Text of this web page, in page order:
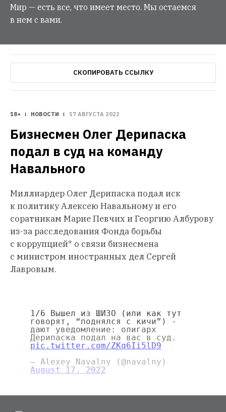
Мир — есть все, что имеет место. Мы остаемся
в нем с вами.
СКОПИРОВАТЬ ССЫЛКУ
18+ НОВОСТИ 17 АВГУСТА 2022
Бизнесмен Олег Дерипаска
подал в суд на команду
Навального
Миллиардер Олег Дерипаска подал иск
к политику Алексею Навальному и его
соратникам Марие Певчих и Георгию Албурову
из-за расследования Фонда борьбы
с коррупцией* о связи бизнесмена
с министром иностранных дел Сергей
Лавровым.
1/6 Вышел из ШИЗО (или как тут
говорят, “поднялся с кичи”) -
дают уведомление: олигарх
Дерипаска подал на вас в суд.
pic.twitter.com/ZKq6Ii5lD9
— Alexey Navalny (@navalny)
August 17, 2022